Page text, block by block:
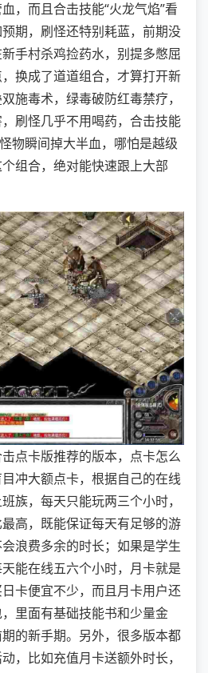
，而且合击技能“火龙气焰”看
期，刷怪还特别耗蓝，前期没
手村杀鸡捡药水，别提多憋屈
换成了道道组合，才算打开新
施毒术，绿毒破防红毒禁疗，
刷怪几乎不用喝药，合击技能
物瞬间掉大半血，哪怕是越级
组合，绝对能快速跟上大部
点卡版推荐的版本，点卡怎么
冲大额点卡，根据自己的在线
族，每天只能玩两三个小时，
高，既能保证每天有足够的游
浪费多余的时长；如果是学生
能在线五六个小时，月卡就是
卡便宜不少，而且月卡用户还
里面有基础技能书和少量金
的新手期。另外，很多版本都
，比如充值月卡送额外时长，